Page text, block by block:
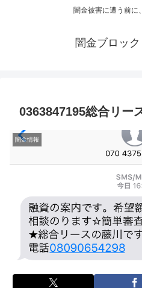
闇金被害に遭う前に
闇金ブロッ
0363847195総合リー
闇金情報